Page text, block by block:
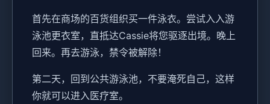
首先在商场的百货组织买一件泳衣。尝试入入游
泳池更衣室，直抵达Cassie将您驱逐出境。晚上
回来。再去游泳，禁令被解除！
第二天，回到公共游泳池，不要淹死自己，这样
你就可以进入医疗室。